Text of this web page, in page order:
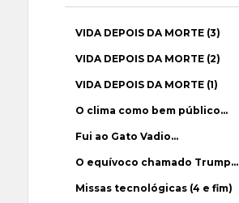
VIDA DEPOIS DA MORTE (3)
VIDA DEPOIS DA MORTE (2)
VIDA DEPOIS DA MORTE (1)
O clima como bem público…
Fui ao Gato Vadio…
O equívoco chamado Trump…
Missas tecnológicas (4 e fim)